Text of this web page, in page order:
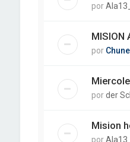
por
MISION
por
porder
Mision
por